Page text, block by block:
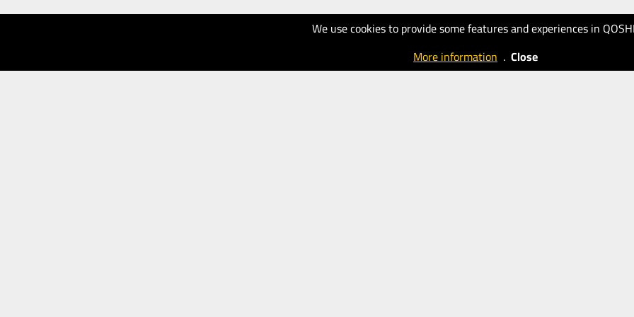
We use cookies to provide some features and experiences in
More information . Close